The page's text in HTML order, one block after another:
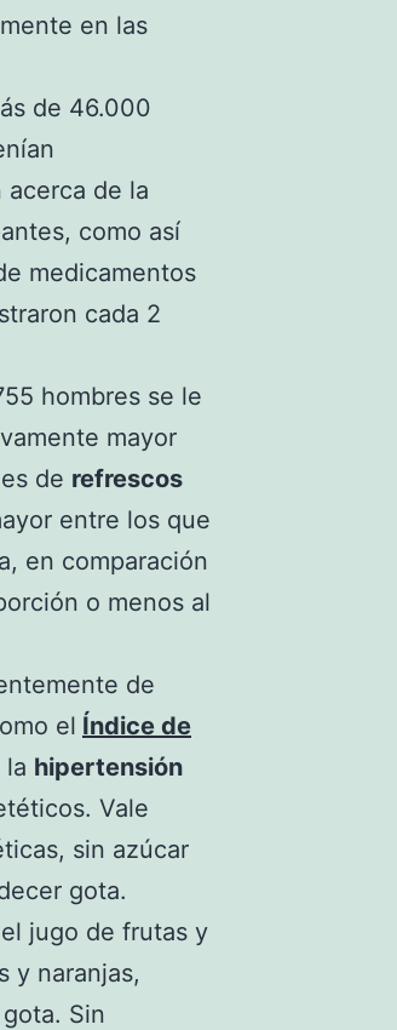
en las
de 46.000
de la
como así
medicamentos
cada 2
hombres se le
mayor
de refrescos
entre los que
en comparación
o menos al
de
el Índice de
la hipertensión
Vale
sin azúcar
gota.
jugo de frutas y
y naranjas,
Sin